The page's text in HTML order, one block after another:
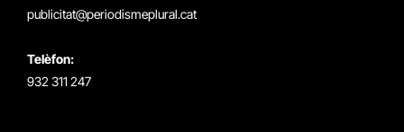
publicitat@periodismeplural.cat
Telèfon:
932 311 247